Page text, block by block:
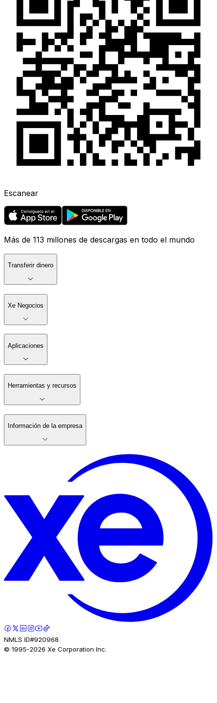
Escanear
Más de 113 millones de descargas en todo el mundo
Transferir dinero
Xe Negocios
Aplicaciones
Herramientas y recursos
Información de la empresa
NMLS ID#920968.
© 1995-2026 Xe Corporation Inc.